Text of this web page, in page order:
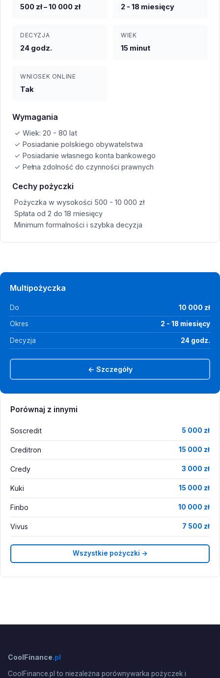
500 zł – 10 000 zł 2 - 18 miesięcy
DECYZJA
24 godz.
WIEK
15 minut
WNIOSEK ONLINE
Tak
Wymagania
✓ Wiek: 20 - 80 lat
✓ Posiadanie polskiego obywatelstwa
✓ Posiadanie własnego konta bankowego
✓ Pełna zdolność do czynności prawnych
Cechy pożyczki
Pożyczka w wysokości 500 - 10 000 zł
Spłata od 2 do 18 miesięcy
Minimum formalności i szybka decyzja
Multipożyczka
Do 10 000 zł
Okres 2 - 18 miesięcy
Decyzja 24 godz.
← Szczegóły
Porównaj z innymi
Soscredit 5 000 zł
Creditron 15 000 zł
Credy 3 000 zł
Kuki 15 000 zł
Finbo 10 000 zł
Vivus 7 500 zł
Wszystkie pożyczki →
CoolFinance.pl
CoolFinance.pl to niezależna porównywarka pożyczek i